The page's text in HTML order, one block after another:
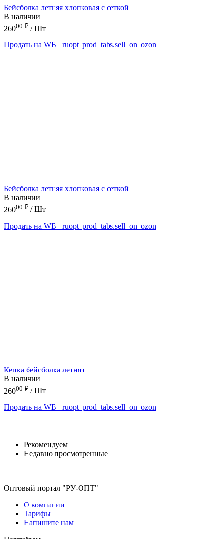
Бейсболка летняя хлопковая с сеткой
В наличии
26000 ₽ / Шт
Продать на WB
_ruopt_prod_tabs.sell_on_ozon
Бейсболка летняя хлопковая с сеткой
В наличии
26000 ₽ / Шт
Продать на WB
_ruopt_prod_tabs.sell_on_ozon
Кепка бейсболка летняя
В наличии
26000 ₽ / Шт
Продать на WB
_ruopt_prod_tabs.sell_on_ozon
Рекомендуем
Недавно просмотренные
Оптовый портал "РУ-ОПТ"
О компании
Тарифы
Напишите нам